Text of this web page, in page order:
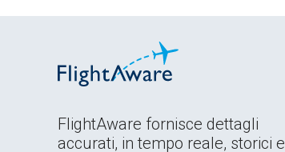
FlightAware fornisce dettagli
accurati, in tempo reale, storici e